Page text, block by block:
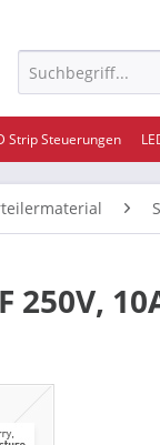
Strip Steuerungen
250V,